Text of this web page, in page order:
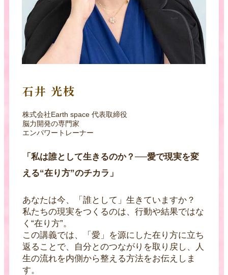
石井 光枝
株式会社Earth space 代表取締役
脳力開発の専門家
エンパワートレーナー
「私は誰として生きるのか？──愛で現実を変
える“在り方”のチカラ」
あなたは今、「誰として」生きていますか？
私たちの現実をつくるのは、行動や結果ではな
く“在り方”。
この講義では、「愛」を源にした在り方に立ち
返ることで、自分とのつながりを取り戻し、人
生の流れを内側から整える方法をお伝えしま
す。